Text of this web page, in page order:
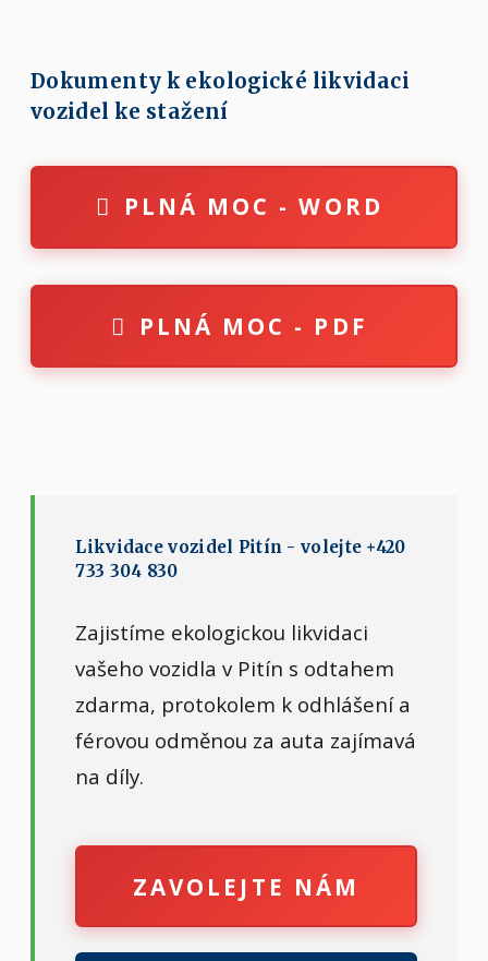
Dokumenty k ekologické likvidaci
vozidel ke stažení
PLNÁ MOC - WORD
PLNÁ MOC - PDF
Likvidace vozidel Pitín - volejte +420
733 304 830
Zajistíme ekologickou likvidaci
vašeho vozidla v Pitín s odtahem
zdarma, protokolem k odhlášení a
férovou odměnou za auta zajímavá
na díly.
ZAVOLEJTE NÁM